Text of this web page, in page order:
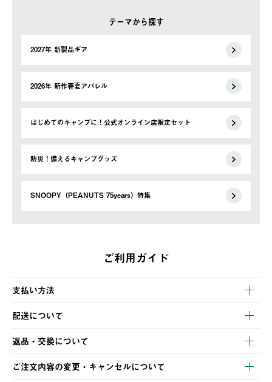
テーマから探す
2027年 新製品ギア
2026年 新作春夏アパレル
はじめてのキャンプに！公式オンライン店限定セット
防災！備えるキャンプグッズ
SNOOPY（PEANUTS 75years）特集
ご利用ガイド
支払い方法
以下のいずれかの方法でお支払いいただけます。
・クレジットカード決済
・コンビニ決済
・Pay-easy決済
配送について
【発送スケジュール】
ご注文・ご入金完了より2営業日以内に商品を発送いたします。
土日祝の発送はございませんので、木曜日以降のご注文は週明け
の発送となる場合がございます。
返品・交換について
※お客様都合の場合
ご注文内容の変更・キャンセルについて